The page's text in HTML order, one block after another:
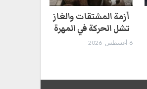
أزمة المشتقات والغاز
تشل الحركة في المهرة ​
6-أغسطس- 2026